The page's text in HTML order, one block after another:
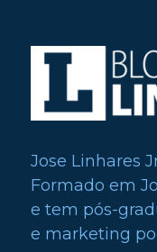
Jose Linhares
Formado em
e tem pós-
e marketing